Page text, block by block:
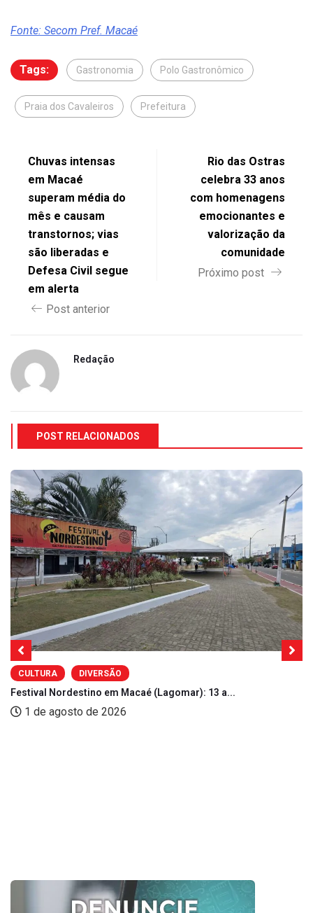
Fonte: Secom Pref. Macaé
Tags: Gastronomia Polo Gastronômico
Praia dos Cavaleiros Prefeitura
Chuvas intensas
em Macaé
superam média do
mês e causam
transtornos; vias
são liberadas e
Defesa Civil segue
em alerta
Post anterior
Rio das Ostras
celebra 33 anos
com homenagens
emocionantes e
valorização da
comunidade
Próximo post
Redação
POST RELACIONADOS
CULTURA DIVERSÃO
Festival Nordestino em Macaé (Lagomar): 13 a...
1 de agosto de 2026